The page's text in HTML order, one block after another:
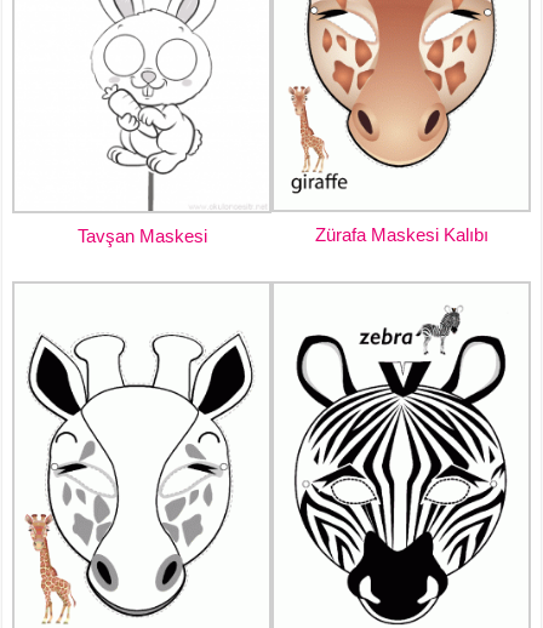
Tavşan Maskesi Zürafa Maskesi Kalıbı